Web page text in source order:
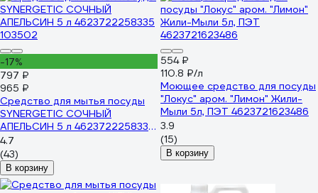
-17%
797 ₽
965 ₽
Средство для мытья посуды
SYNERGETIC СОЧНЫЙ
АПЕЛЬСИН 5 л 4623722258335
103502
4.7
(43)
В корзину
554 ₽
110.8 ₽/л
Моющее средство для посуды
"Локус" аром. "Лимон" Жили-
Мыли 5л, ПЭТ 4623721623486
3.9
(15)
В корзину